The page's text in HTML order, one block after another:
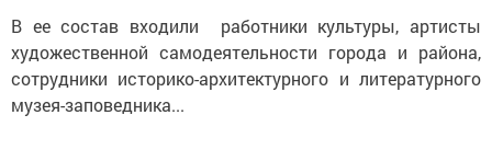
В ее состав входили работники культуры, артисты
художественной самодеятельности города и района,
сотрудники историко-архитектурного и литературного
музея-заповедника...